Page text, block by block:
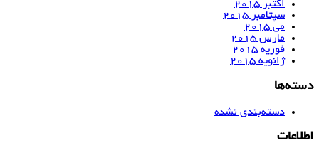
اکتبر 2015
سپتامبر 2015
می 2015
مارس 2015
فوریه 2015
ژانویه 2015
دسته‌ها
دسته‌بندی نشده
اطلاعات